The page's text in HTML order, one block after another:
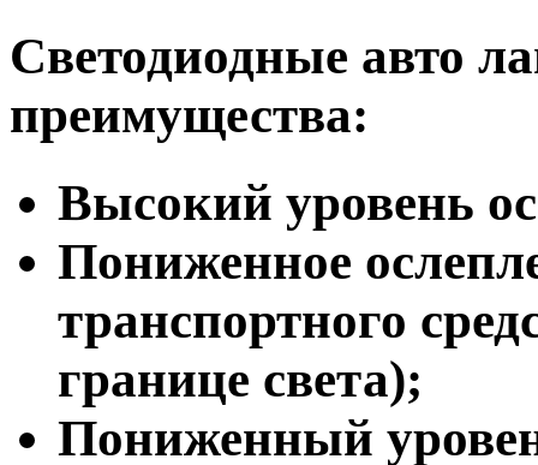
Светодиодные авто
преимущества:
Высокий уровень
Пониженное
транспортного
границе света);
Пониженный